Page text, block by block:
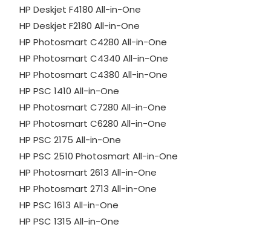
HP Deskjet F4180 All-in-One
HP Deskjet F2180 All-in-One
HP Photosmart C4280 All-in-One
HP Photosmart C4340 All-in-One
HP Photosmart C4380 All-in-One
HP PSC 1410 All-in-One
HP Photosmart C7280 All-in-One
HP Photosmart C6280 All-in-One
HP PSC 2175 All-in-One
HP PSC 2510 Photosmart All-in-One
HP Photosmart 2613 All-in-One
HP Photosmart 2713 All-in-One
HP PSC 1613 All-in-One
HP PSC 1315 All-in-One